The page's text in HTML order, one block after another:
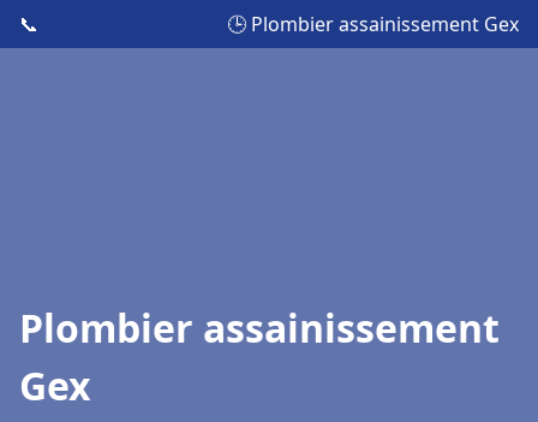
📞 🕒 Plombier assainissement Gex
Plombier assainissement
Gex